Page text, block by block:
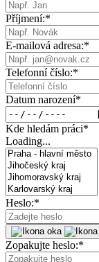
Příjmení:*
E-mailová adresa:*
Telefonní číslo:*
Datum narození*
Kde hledám práci*
Loading...
Heslo:*
Zopakujte heslo:*